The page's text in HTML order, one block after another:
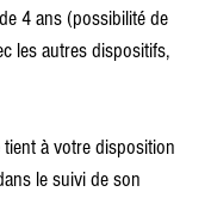
4 ans (possibilité de
les autres dispositifs,
tient à votre disposition
le suivi de son